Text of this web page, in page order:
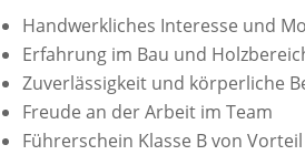
Handwerkliches Interesse und
Erfahrung im Bau und
Zuverlässigkeit und körperliche
Freude an der Arbeit im Team
Führerschein Klasse B von